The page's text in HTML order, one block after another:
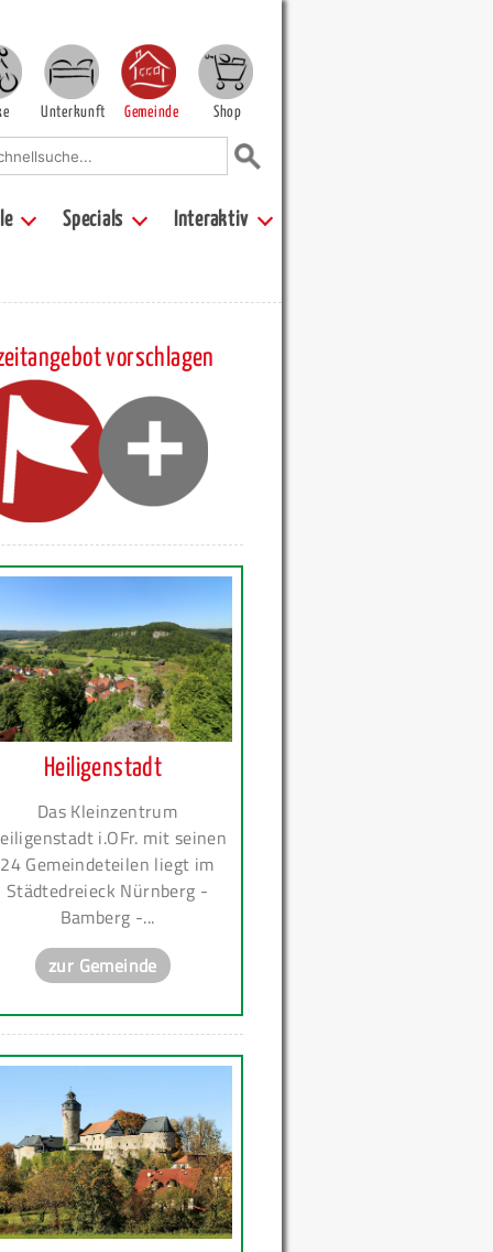
Unterkunft Gemeinde Shop
Specials Interaktiv
vorschlagen
Heiligenstadt
Das Kleinzentrum
i.OFr. mit seinen
24 Gemeindeteilen liegt im
Städtedreieck Nürnberg -
Bamberg -...
zur Gemeinde